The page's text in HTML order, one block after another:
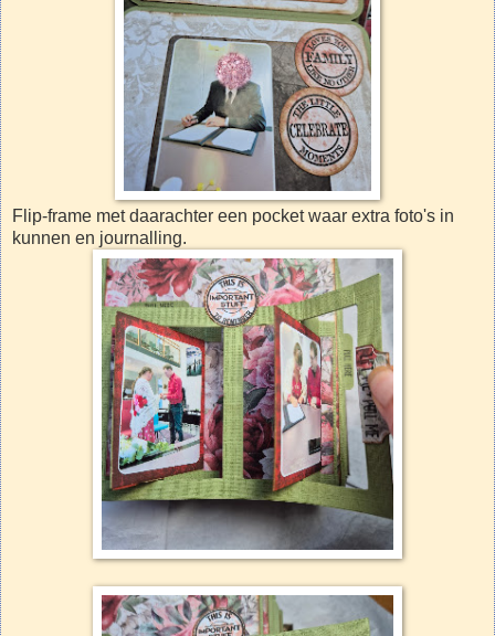
Flip-frame met daarachter een pocket waar extra foto's in
kunnen en journalling.